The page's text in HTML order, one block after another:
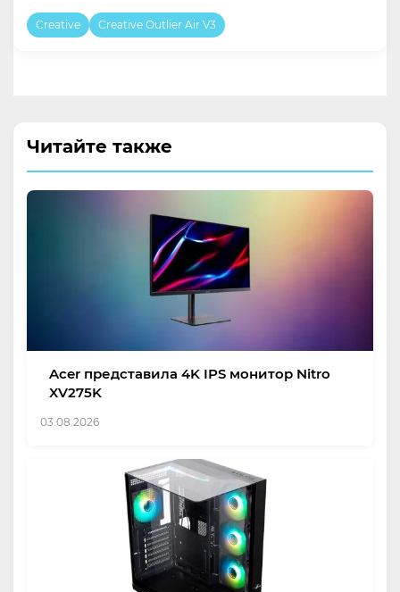
Creative Creative Outlier Air V3
Читайте также
Acer представила 4K IPS монитор Nitro
XV275K
03.08.2026